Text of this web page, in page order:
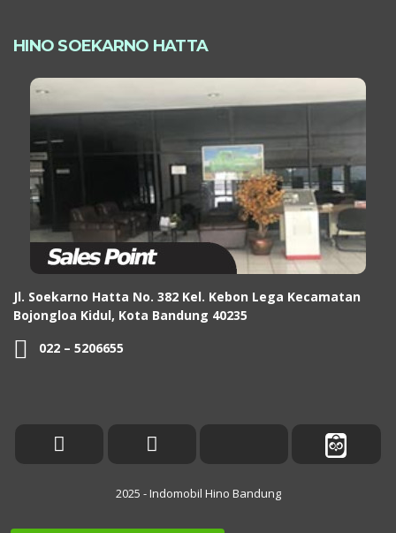
HINO SOEKARNO HATTA
Jl. Soekarno Hatta No. 382 Kel. Kebon Lega Kecamatan
Bojongloa Kidul, Kota Bandung 40235
022 – 5206655
2025 - Indomobil Hino Bandung